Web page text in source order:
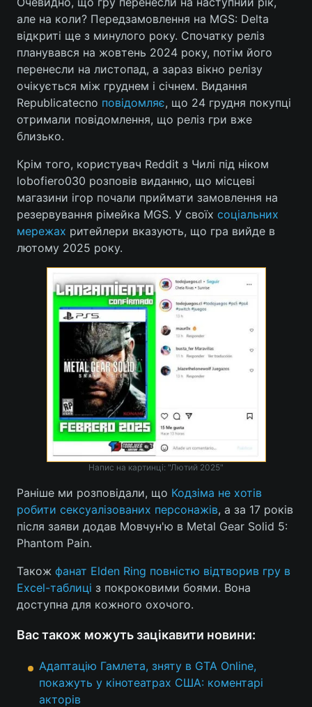
Головна Війна
Україна Політика
Економіка Світ
Спорт Наука
Техно і зв'язок Лайт
Зброя Інциденти
Здоров'я Туризм
Цікавинки Погода
Екологія
Лонгріди
Відео з Youtube Статті
Думки
Контакти
Послуги
Тема оформлення
але на коли? Передзамовлення на MGS: Delta
відкриті ще з минулого року. Спочатку реліз
планувався на жовтень 2024 року, потім його
перенесли на листопад, а зараз вікно релізу
очікується між груднем і січнем. Видання
Republicatecno повідомляє, що 24 грудня покупці
отримали повідомлення, що реліз гри вже
близько.
Крім того, користувач Reddit з Чилі під ніком
lobofiero030 розповів виданню, що місцеві
магазини ігор почали приймати замовлення на
резервування рімейка MGS. У своїх соціальних
мережах ритейлери вказують, що гра вийде в
лютому 2025 року.
Напис на картинці: "Лютий 2025"
Раніше ми розповідали, що Кодзіма не хотів
робити сексуалізованих персонажів, а за 17 років
після заяви додав Мовчун'ю в Metal Gear Solid 5:
Phantom Pain.
Також фанат Elden Ring повністю відтворив гру в
Excel-таблиці з покроковими боями. Вона
доступна для кожного охочого.
Вас також можуть зацікавити новини:
Адаптацію Гамлета, зняту в GTA Online,
покажуть у кінотеатрах США: коментарі
акторів